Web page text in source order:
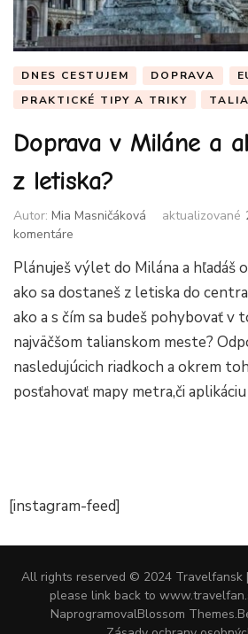
DNES CESTUJEM DOPRAVA
PRAKTICKÉ TIPY A TRIKY
Doprava v Miláne a
z letiska?
Autor: Mia Masničáková aktualizované
komentáre
v
Miláne
a
ako
sa
dostať
letiska?
Plánuješ výlet do Milána a hľadáš
ako sa dostaneš z letiska do
ako a s čím sa budeš pohybovať v
najväčšom talianskom meste?
nasledujúcich riadkoch a okrem
posťahovať mapy metra,či aplikáciu
[instagram-feed]
All rights reserved © 2024 Travelfansk
please link back to
NaprogramovalBlossom Themes